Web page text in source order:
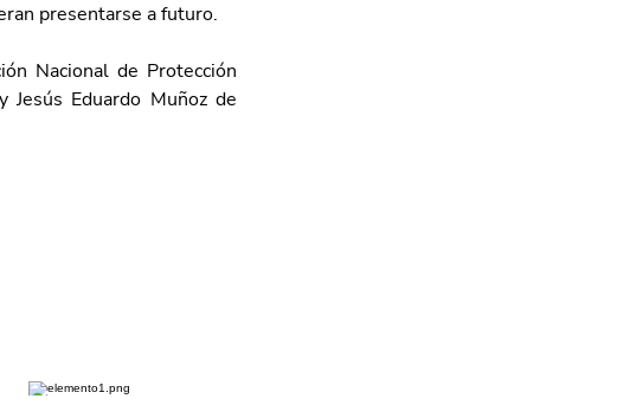
presentarse a futuro.
Nacional de Protección
Eduardo Muñoz de